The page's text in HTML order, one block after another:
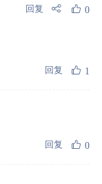
回复 0
回复 1
回复 0